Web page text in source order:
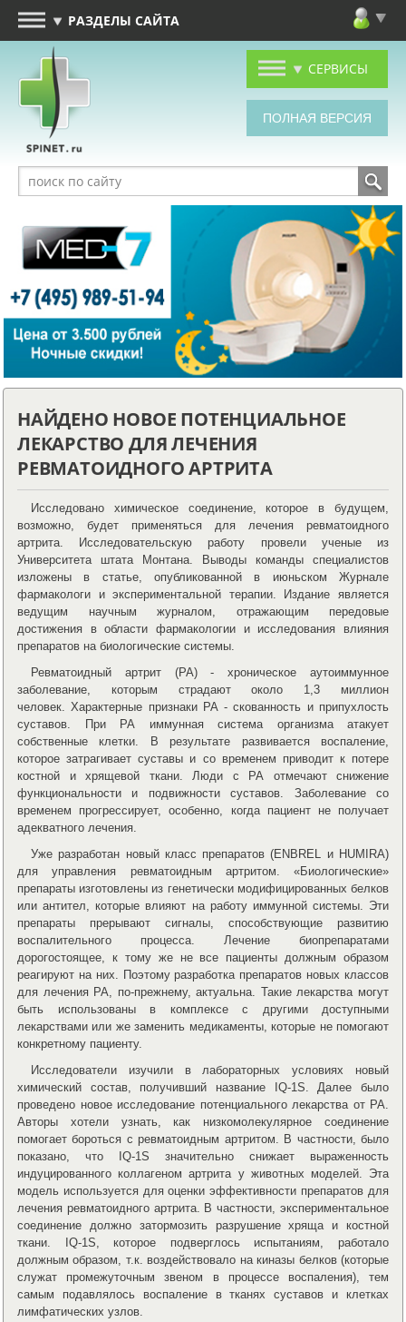
РАЗДЕЛЫ САЙТА
СЕРВИСЫ
НАЙДЕНО НОВОЕ ПОТЕНЦИАЛЬНОЕ
ЛЕКАРСТВО ДЛЯ ЛЕЧЕНИЯ
РЕВМАТОИДНОГО АРТРИТА
Исследовано химическое соединение, которое в будущем,
возможно, будет применяться для лечения ревматоидного
артрита. Исследовательскую работу провели ученые из
Университета штата Монтана. Выводы команды специалистов
изложены в статье, опубликованной в июньском Журнале
фармакологи и экспериментальной терапии. Издание является
ведущим научным журналом, отражающим передовые
достижения в области фармакологии и исследования влияния
препаратов на биологические системы.
Ревматоидный артрит (РА) - хроническое аутоиммунное
заболевание, которым страдают около 1,3 миллион
человек. Характерные признаки РА - скованность и припухлость
суставов. При РА иммунная система организма атакует
собственные клетки. В результате развивается воспаление,
которое затрагивает суставы и со временем приводит к потере
костной и хрящевой ткани. Люди с РА отмечают снижение
функциональности и подвижности суставов. Заболевание со
временем прогрессирует, особенно, когда пациент не получает
адекватного лечения.
Уже разработан новый класс препаратов (ENBREL и HUMIRA)
для управления ревматоидным артритом. «Биологические»
препараты изготовлены из генетически модифицированных белков
или антител, которые влияют на работу иммунной системы. Эти
препараты прерывают сигналы, способствующие развитию
воспалительного процесса. Лечение биопрепаратами
дорогостоящее, к тому же не все пациенты должным образом
реагируют на них. Поэтому разработка препаратов новых классов
для лечения РА, по-прежнему, актуальна. Такие лекарства могут
быть использованы в комплексе с другими доступными
лекарствами или же заменить медикаменты, которые не помогают
конкретному пациенту.
Исследователи изучили в лабораторных условиях новый
химический состав, получивший название IQ-1S. Далее было
проведено новое исследование потенциального лекарства от РА.
Авторы хотели узнать, как низкомолекулярное соединение
помогает бороться с ревматоидным артритом. В частности, было
показано, что IQ-1S значительно снижает выраженность
индуцированного коллагеном артрита у животных моделей. Эта
модель используется для оценки эффективности препаратов для
лечения ревматоидного артрита. В частности, экспериментальное
соединение должно затормозить разрушение хряща и костной
ткани. IQ-1S, которое подверглось испытаниям, работало
должным образом, т.к. воздействовало на киназы белков (которые
служат промежуточным звеном в процессе воспаления), тем
самым подавлялось воспаление в тканях суставов и клетках
лимфатических узлов.